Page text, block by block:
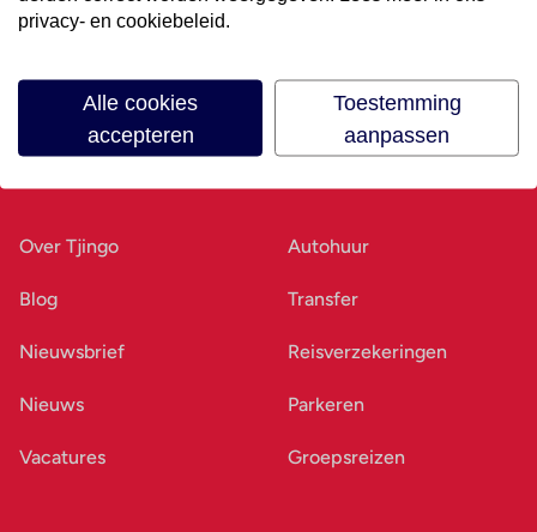
Over Tjingo
Blog
Nieuwsbrief
Nieuws
Vacatures
Autohuur
Transfer
Reisverzekeringen
Parkeren
Groepsreizen
privacy- en cookiebeleid.
Alle cookies
accepteren
Toestemming
aanpassen